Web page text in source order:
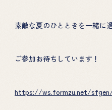
素敵な夏のひとときを一緒に
ご参加お待ちしています！
https://ws.formzu.net/